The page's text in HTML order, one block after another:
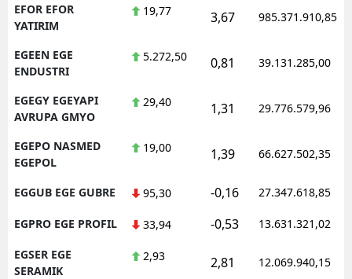
EFOR EFOR
YATIRIM
19,77 3,67 985.371.910,85
EGEEN EGE
ENDUSTRI
5.272,50 0,81 39.131.285,00
EGEGY EGEYAPI
AVRUPA GMYO
29,40 1,31 29.776.579,96
EGEPO NASMED
EGEPOL
19,00 1,39 66.627.502,35
EGGUB EGE GUBRE 95,30 -0,16 27.347.618,85
EGPRO EGE PROFIL 33,94 -0,53 13.631.321,02
EGSER EGE
SERAMIK
2,93 2,81 12.069.940,15